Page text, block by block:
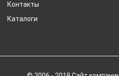
Контакты
Каталоги